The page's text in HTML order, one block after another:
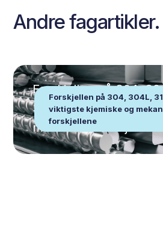
Andre fagartikler.
Forskjellen på 304, 304L,
viktigste kjemiske og
forskjellene
Forskjellen på 304,
316L: De viktigste
mekaniske forskjellene